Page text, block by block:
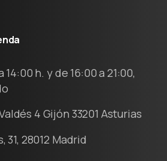
14:00 h. y de 16:00 a 21:00,
4 Gijón 33201 Asturias
31, 28012 Madrid